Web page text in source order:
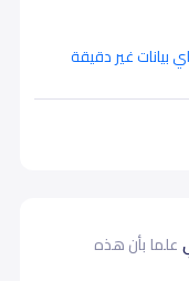
بيانات غير دقيقة
علما بأن هذه